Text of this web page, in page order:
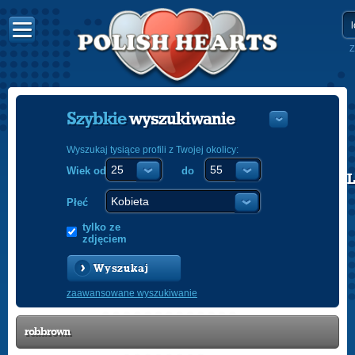
POLISH
Szybkiewyszukiwanie
Wyszukaj tysiące profili z Twojej okolicy:
Wiek od do
Płeć
tylko ze
zdjęciem
Wyszukaj
zaawansowane wyszukiwanie
robbrown